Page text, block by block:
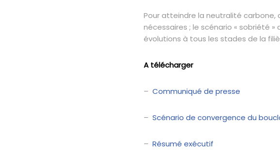
Pour atteindre la neutralité
nécessaires ; le scénario « sobriété
évolutions à tous les stades de la
A télécharger
–Communiqué de presse
–Scénario de convergence du
–Résumé exécutif